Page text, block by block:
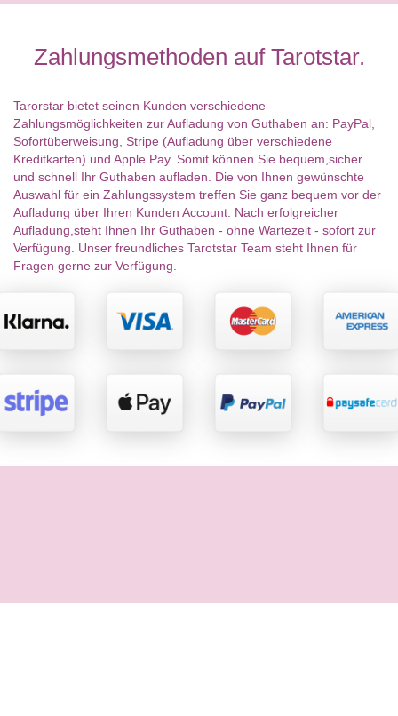
Zahlungsmethoden auf Tarotstar.
Tarorstar bietet seinen Kunden verschiedene
Zahlungsmöglichkeiten zur Aufladung von Guthaben an: PayPal,
Sofortüberweisung, Stripe (Aufladung über verschiedene
Kreditkarten) und Apple Pay. Somit können Sie bequem,sicher
und schnell Ihr Guthaben aufladen. Die von Ihnen gewünschte
Auswahl für ein Zahlungssystem treffen Sie ganz bequem vor der
Aufladung über Ihren Kunden Account. Nach erfolgreicher
Aufladung,steht Ihnen Ihr Guthaben - ohne Wartezeit - sofort zur
Verfügung. Unser freundliches Tarotstar Team steht Ihnen für
Fragen gerne zur Verfügung.